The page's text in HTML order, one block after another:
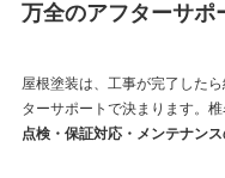
万全のアフターサポ
屋根塗装は、工事が完了した
ターサポートで決まります。
点検・保証対応・メンテナン